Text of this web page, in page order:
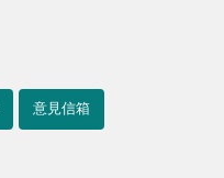
意見信箱